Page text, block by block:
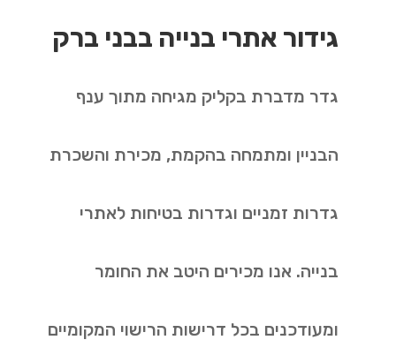
גידור אתרי בנייה בבני ברק
גדר מדברת בקליק מגיחה מתוך ענף
הבניין ומתמחה בהקמת, מכירת והשכרת
גדרות זמניים וגדרות בטיחות לאתרי
בנייה. אנו מכירים היטב את החומר
ומעודכנים בכל דרישות הרישוי המקומיים